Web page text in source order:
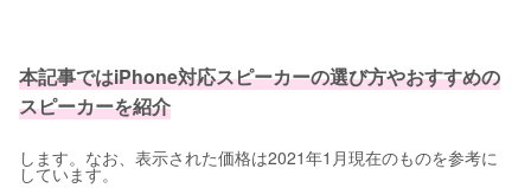
本記事ではiPhone対応スピーカーの選び方やおすすめの
スピーカーを紹介
します。なお、表示された価格は2021年1月現在のものを参考に
しています。